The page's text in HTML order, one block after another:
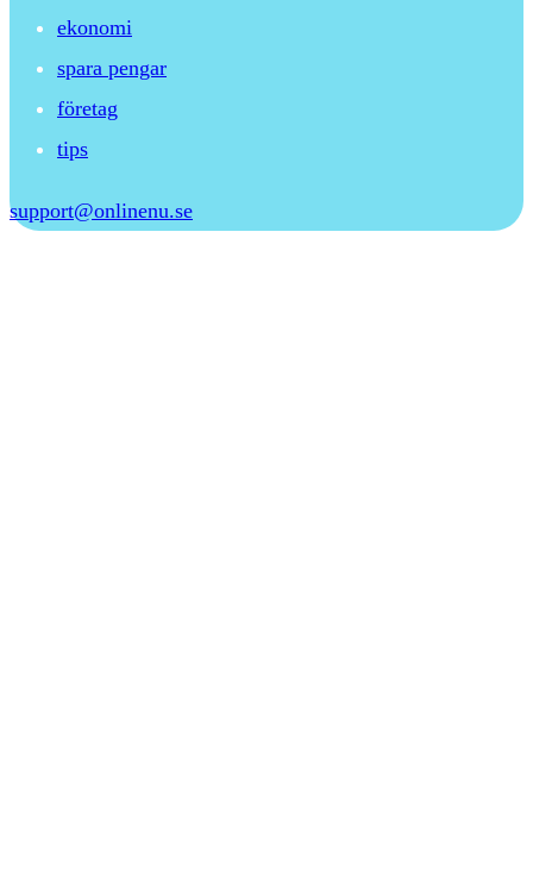
ekonomi
spara pengar
företag
tips
support@onlinenu.se